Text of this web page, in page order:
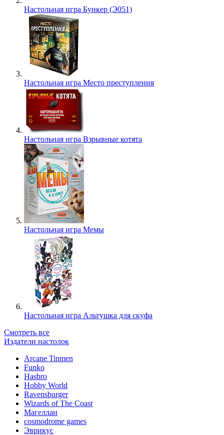
Настольная игра Бункер (Э051)
Настольная игра Место преступления
Настольная игра Взрывные котята
Настольная игра Мемы
Настольная игра Альтушка для скуфа
Смотреть все
Издатели настолок
Arcane Tinmen
Funko
Hasbro
Hobby World
Ravensburger
Wizards of The Coast
Магеллан
сosmodrome games
Эврикус